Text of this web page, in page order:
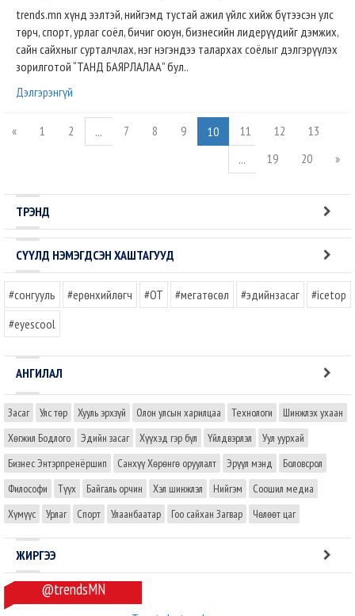
trends.mn хүнд ээлтэй, нийгэмд тустай ажил үйлс хийж бүтээсэн улс
төрч, спорт, урлаг соёл, бичиг оюун, бизнесийн лидерүүдийг дэмжих,
сайн сайхныг сурталчлах, нэг нэгэндээ талархах соёлыг дэлгэрүүлэх
зорилготой “ТАНД БАЯРЛАЛАА” бул..
Дэлгэрэнгүй
« 1 2 ... 7 8 9 10 11 12
13
...
19 20 »
ТРЭНД
СҮҮЛД НЭМЭГДСЭН ХАШТАГУУД
#сонгууль #ерөнхийлөгч #OT #мегатөсөл #эдийнзасаг
#icetop
#eyescool
АНГИЛАЛ
Засаг Улс төр Хууль эрхзүй Олон улсын харилцаа Технологи
Шинжлэх ухаан
Хөгжил Бодлого
Эдийн засаг Хүүхэд гэр бүл Үйлдвэрлэл
Уул уурхай
Бизнес Энтэрпренёршип
Санхүү Хөрөнгө оруулалт Эрүүл мэнд
Боловсрол
Философи
Түүх Байгаль орчин Хэл шинжлэл Нийгэм
Соошил медиа
Хүмүүс
Урлаг Спорт Улаанбаатар Гоо сайхан Загвар Чөлөөт цаг
ЖИРГЭЭ
@trendsMN